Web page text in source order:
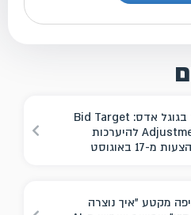
כלי חדש בגוגל אדס: Bid Target
Adjustment Tool להיערכות
מ-17 באוגוסט
מקטע "איך נוצרה